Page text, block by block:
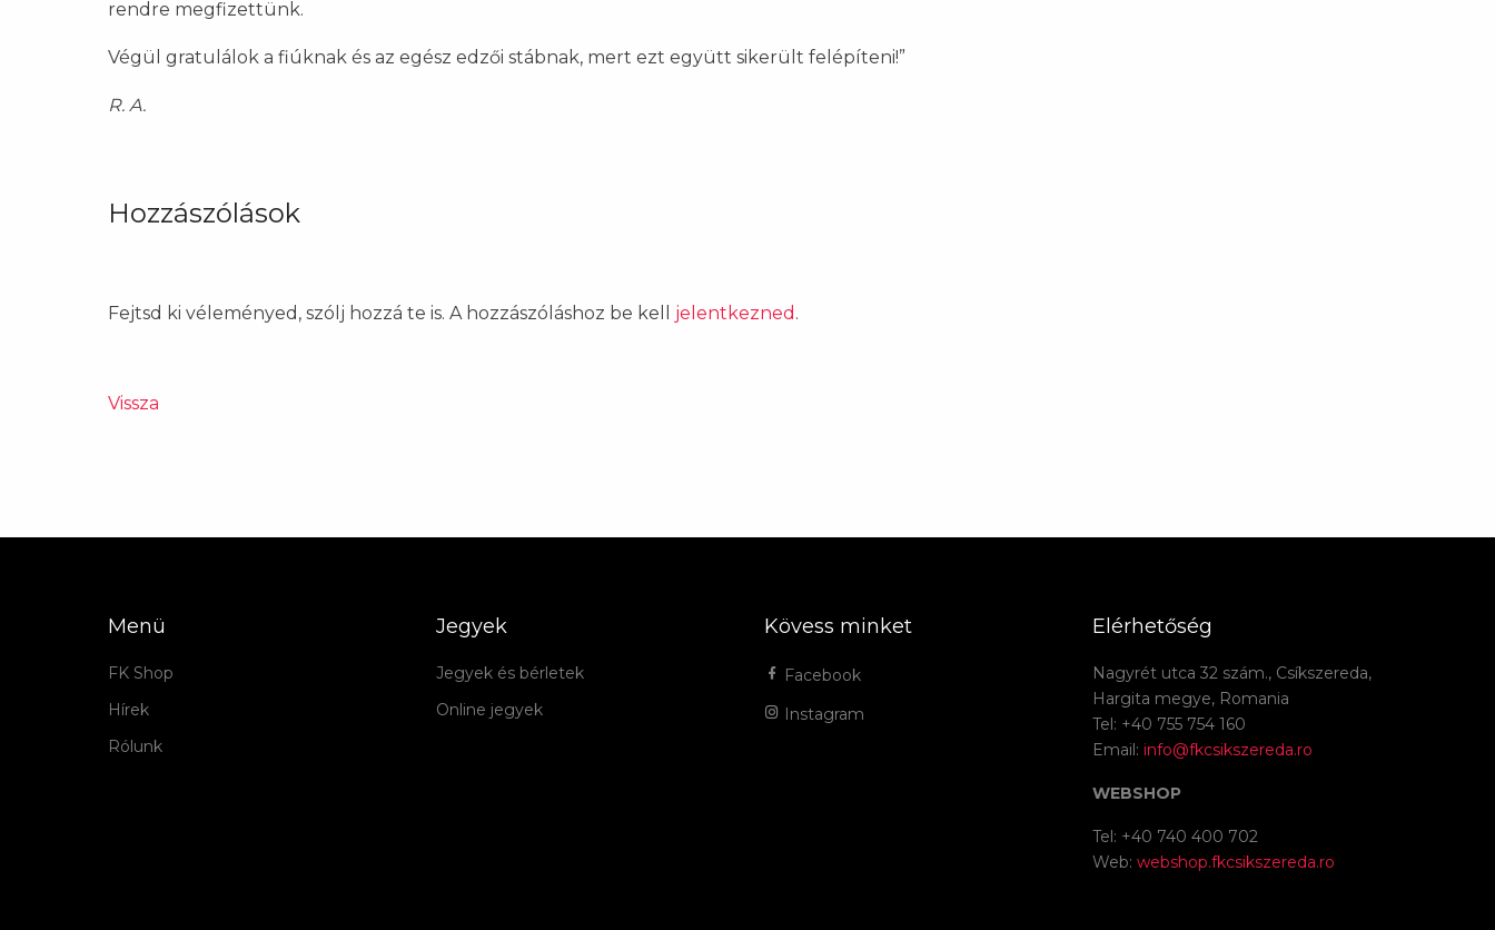
rendre megfizettünk.
Végül gratulálok a fiúknak és az egész edzői stábnak, mert ezt együtt sikerült felépíteni!”
R. A.
Hozzászólások
Fejtsd ki véleményed, szólj hozzá te is. A hozzászóláshoz be kell jelentkezned .
Vissza
Menü
FK Shop
Hírek
Rólunk
Jegyek
Jegyek és bérletek
Online jegyek
Kövess minket
Facebook
Instagram
Elérhetőség
Nagyrét utca 32 szám., Csíkszereda,
Hargita megye, Romania
Tel: +40 755 754 160
Email: info@fkcsikszereda.ro
WEBSHOP
Tel: +40 740 400 702
Web: webshop.fkcsikszereda.ro